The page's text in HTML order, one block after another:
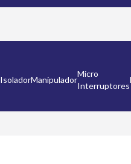
IsoladorManipulador
Micro
Interruptores